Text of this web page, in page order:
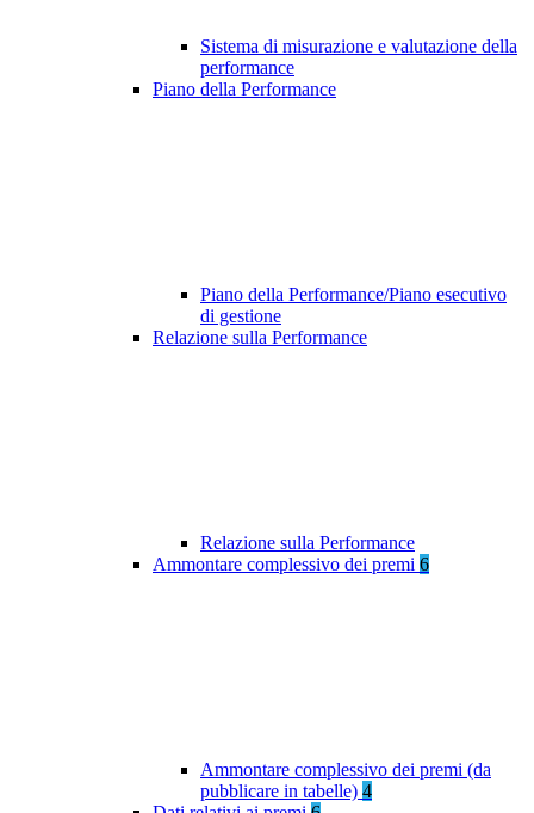
Sistema di misurazione e valutazione della
performance
Piano della Performance
Piano della Performance/Piano esecutivo
di gestione
Relazione sulla Performance
Relazione sulla Performance
Ammontare complessivo dei premi 6
Ammontare complessivo dei premi (da
pubblicare in tabelle) 4